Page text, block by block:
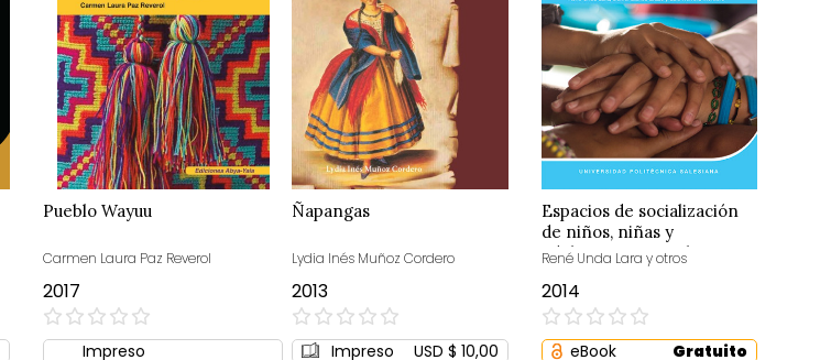
Pueblo Wayuu
Carmen Laura Paz Reverol
2017
0%
Impreso
Ñapangas
Lydia Inés Muñoz Cordero
2013
0%
Impreso USD $ 10,00
Espacios de socialización
de niños, niñas y
adolescentes en el Centro
del Muchacho Trabajador
René Unda Lara y otros
2014
0%
eBook
Gratuito